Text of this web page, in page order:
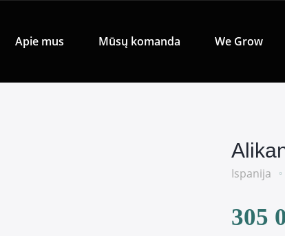
Apie mus Mūsų komanda We Grow
Ispanija
305